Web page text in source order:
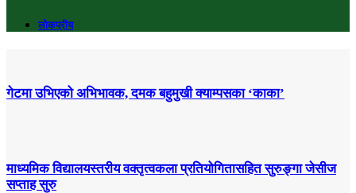
लोकप्रीय
गेटमा उभिएको अभिभावक, दमक बहुमुखी क्याम्पसका ‘काका’
माध्यमिक विद्यालयस्तरीय वक्तृत्वकला प्रतियोगितासहित सुरुङ्गा जेसीज
सप्ताह सुरु